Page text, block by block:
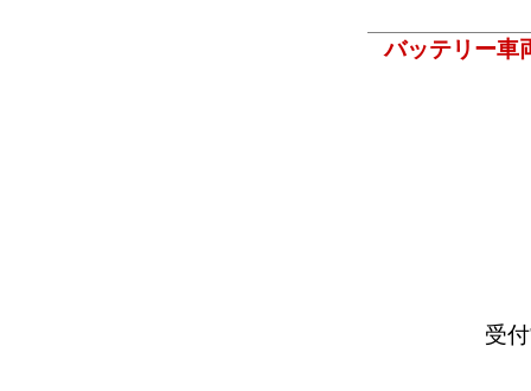
バッテリー車
受